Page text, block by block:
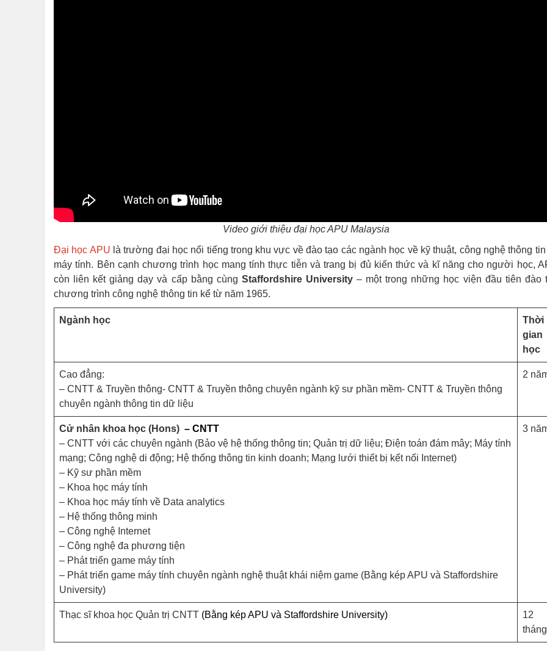
Video giới thiệu đại học APU Malaysia
Đại học APU là trường đại học nổi tiếng trong khu vực về đào tạo các ngành học về kỹ thuật, công nghệ thông
máy tính. Bên cạnh chương trình học mang tính thực tiễn và trang bị đủ kiến thức và kĩ năng cho người học,
còn liên kết giảng dạy và cấp bằng cùng Staffordshire University– một trong những học viện đầu tiên đào
chương trình công nghệ thông tin kể từ năm 1965.
Ngành học
Thời
gian
học
Cao đẳng:
– CNTT & Truyền thông- CNTT & Truyền thông chuyên ngành kỹ sư phần mềm- CNTT & Truyền thông
chuyên ngành thông tin dữ liệu
2
Cử nhân khoa học (Hons) – CNTT
– CNTT với các chuyên ngành (Bảo vệ hệ thống thông tin; Quản trị dữ liệu; Điện toán đám mây; Máy tính
mạng; Công nghệ di động; Hệ thống thông tin kinh doanh; Mạng lưới thiết bị kết nối Internet)
– Kỹ sư phần mềm
– Khoa học máy tính
– Khoa học máy tính về Data analytics
– Hệ thống thông minh
– Công nghệ Internet
– Công nghệ đa phương tiện
– Phát triển game máy tính
– Phát triển game máy tính chuyên ngành nghệ thuật khái niệm game (Bằng kép APU và Staffordshire
University)
3
Thạc sĩ khoa học Quản trị CNTT (Bằng kép APU và Staffordshire University)
12
tháng